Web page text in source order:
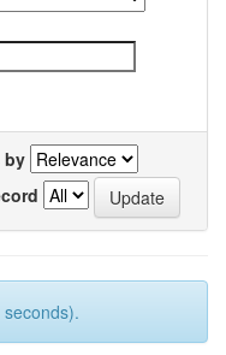
by